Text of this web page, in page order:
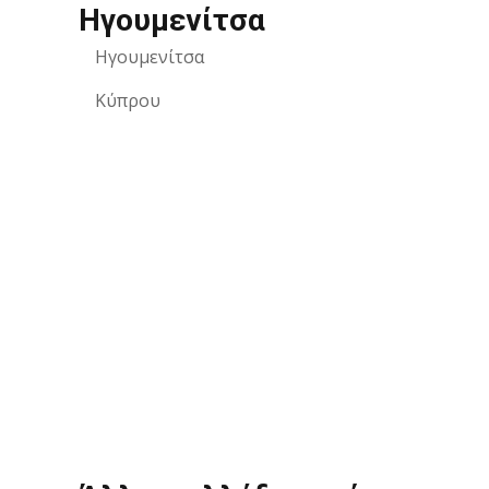
Ηγουμενίτσα
Ηγουμενίτσα
Κύπρου